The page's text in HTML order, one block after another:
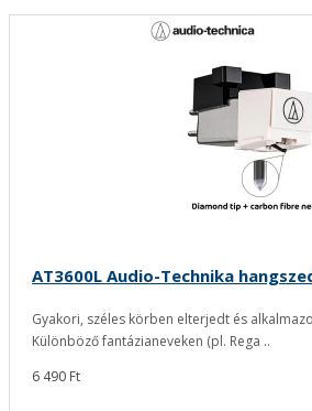
AT3600L Audio-Technika
Gyakori, széles körben elterjedt és
Különböző fantázianeveken (pl. Rega ..
6 490 Ft